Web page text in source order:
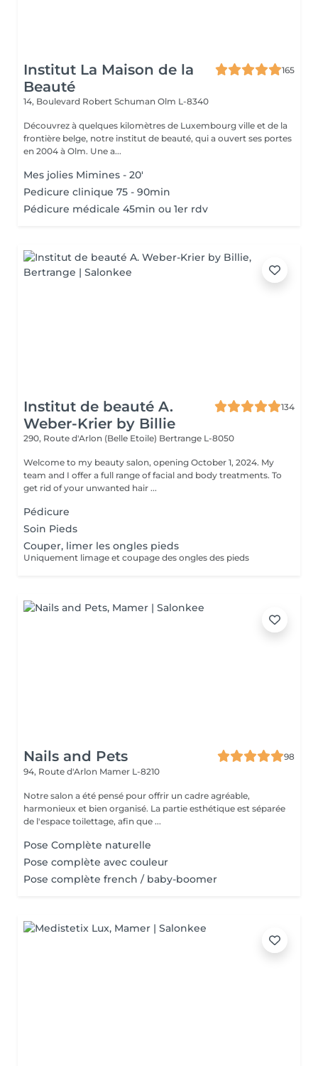
Institut La Maison de la
Beauté
165
14, Boulevard Robert Schuman Olm L-8340
Découvrez à quelques kilomètres de Luxembourg ville et de la
frontière belge, notre institut de beauté, qui a ouvert ses portes
en 2004 à Olm. Une a...
Mes jolies Mimines - 20'
Pedicure clinique 75 - 90min
Pédicure médicale 45min ou 1er rdv
Institut de beauté A.
Weber-Krier by Billie
134
290, Route d'Arlon (Belle Etoile) Bertrange L-8050
Welcome to my beauty salon, opening October 1, 2024. My
team and I offer a full range of facial and body treatments. To
get rid of your unwanted hair ...
Pédicure
Soin Pieds
Couper, limer les ongles pieds
Uniquement limage et coupage des ongles des pieds
Nails and Pets
98
94, Route d'Arlon Mamer L-8210
Notre salon a été pensé pour offrir un cadre agréable,
harmonieux et bien organisé. La partie esthétique est séparée
de l'espace toilettage, afin que ...
Pose Complète naturelle
Pose complète avec couleur
Pose complète french / baby-boomer